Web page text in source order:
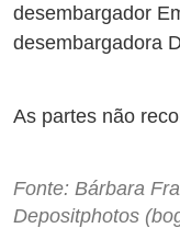
desembargador
desembargadora
As partes não
Fonte: Bárbara
Depositphotos